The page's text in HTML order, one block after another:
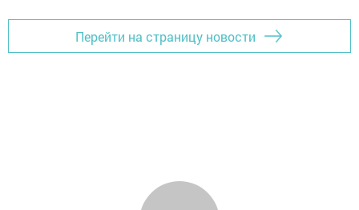
Перейти на страницу новости